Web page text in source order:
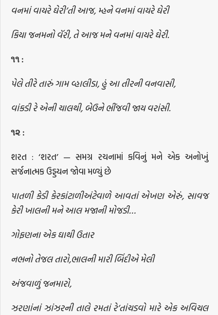
વનમાં વાયરે ઘેરી’તી આજ, મ્હને વનમાં વાયરે ઘેરી
કિયા જનમનો વૅરી, તે આજ મને વનમાં વાયરે ઘેરી.
૧૧:
પેલે તીરે તારું ગામ વ્હાલીડા, હું આ તીરની વનવાસી,
વાંકડી રે એની ચાલથી, બેઉને ભીંજવી જાય વરાંસી.
૧૨:
શરત : ‘શરત’ — સમગ્ર રચનામાં કવિનું મને એક અનોખું
સર્જનાત્મક ઉડ્ડયન જોવા મળ્યું છે
પાતળી કેડી કેરકાંટાળીઅંટેવાળે આવતાં એખણ એરું, સાવજ
કેરી ખાલની મને આલ મજાની મોજડી…
ગોફણના એક ઘાથી ઉતાર
નભનો તેજલ તારો,ભાલની મારી બિંદીએ મેલી
અંજવાળું જનમારો,
ઝરણાંનાં ઝાંઝરની તાલે રમતાં રે’તાંચડવો મારે એક અવિચલ